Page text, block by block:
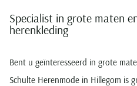
Specialist in grote maten
herenkleding
Bent u geïnteresseerd in grote
Schulte Herenmode in Hillegom is